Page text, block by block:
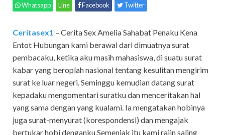
Whatsapp Line Facebook Twitter
Ceritasex1 – Cerita Sex Amelia Sahabat Penaku Kena
Entot Hubungan kami berawal dari dimuatnya surat
pembacaku, ketika aku masih mahasiswa, di suatu surat
kabar yang beroplah nasional tentang kesulitan mengirim
surat ke luar negeri. Seminggu kemudian datang surat
kepadaku mengomentari suratku dan menceritakan hal
yang sama dengan yang kualami. Ia mengatakan hobinya
juga surat-menyurat (korespondensi) dan mengajak
bertukar hobi denganku.Semenjak itu kami rajin saling